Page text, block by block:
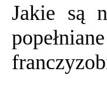
Jakie są